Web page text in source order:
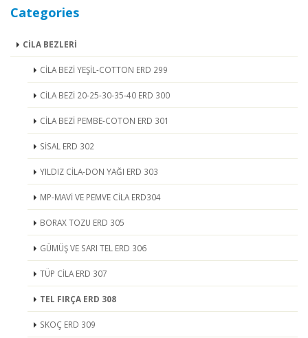
Categories
CİLA BEZLERİ
CİLA BEZİ YEŞİL-COTTON ERD 299
CİLA BEZİ 20-25-30-35-40 ERD 300
CİLA BEZİ PEMBE-COTON ERD 301
SİSAL ERD 302
YILDIZ CİLA-DON YAĞI ERD 303
MP-MAVİ VE PEMVE CİLA ERD304
BORAX TOZU ERD 305
GÜMÜŞ VE SARI TEL ERD 306
TÜP CİLA ERD 307
TEL FIRÇA ERD 308
SKOÇ ERD 309